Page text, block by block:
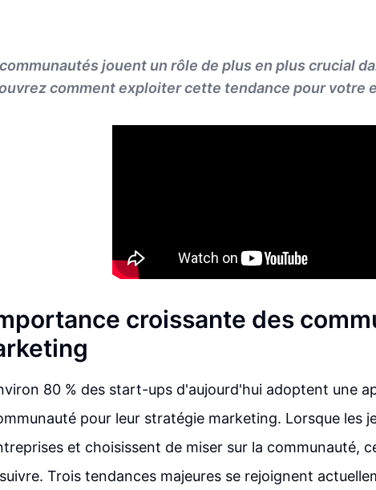
jouent un rôle de plus en plus crucial
comment exploiter cette tendance pour votre
croissante des
80 % des start-ups d'aujourd'hui adoptent une
pour leur stratégie marketing. Lorsque les
et choisissent de miser sur la communauté,
Trois tendances majeures se rejoignent